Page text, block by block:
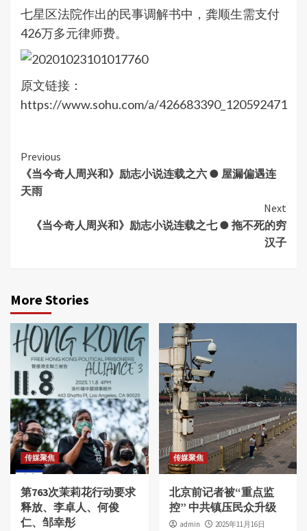
七星区法院作出的民事调解书中，龚顺生需支付
426万多元律师费。
原文链接：
https://www.sohu.com/a/426683390_120592471
Continue
Reading
Previous
《当今奇人周兴和》励志小说连载之六 ● 屋漏偏遇连
天雨
Next
《当今奇人周兴和》励志小说连载之七 ● 拖不死的穷
汉子
More Stories
传媒聚焦
第763次茉莉花行动要求
释放、李卓人、何俊
仁、邹幸彤
传媒聚焦
北京前记者被“重点监
控” 中共镇压民众升级
admin
2025年11月16日